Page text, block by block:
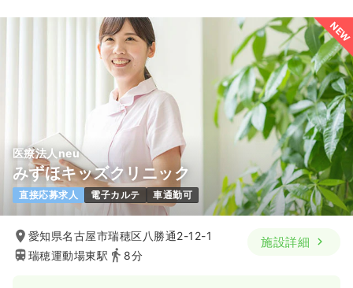
NEW
医療法人neu
みずほキッズクリニック
直接応募求人 電子カルテ 車通勤可
愛知県名古屋市瑞穂区八勝通2-12-1
瑞穂運動場東駅
8分
施設詳細